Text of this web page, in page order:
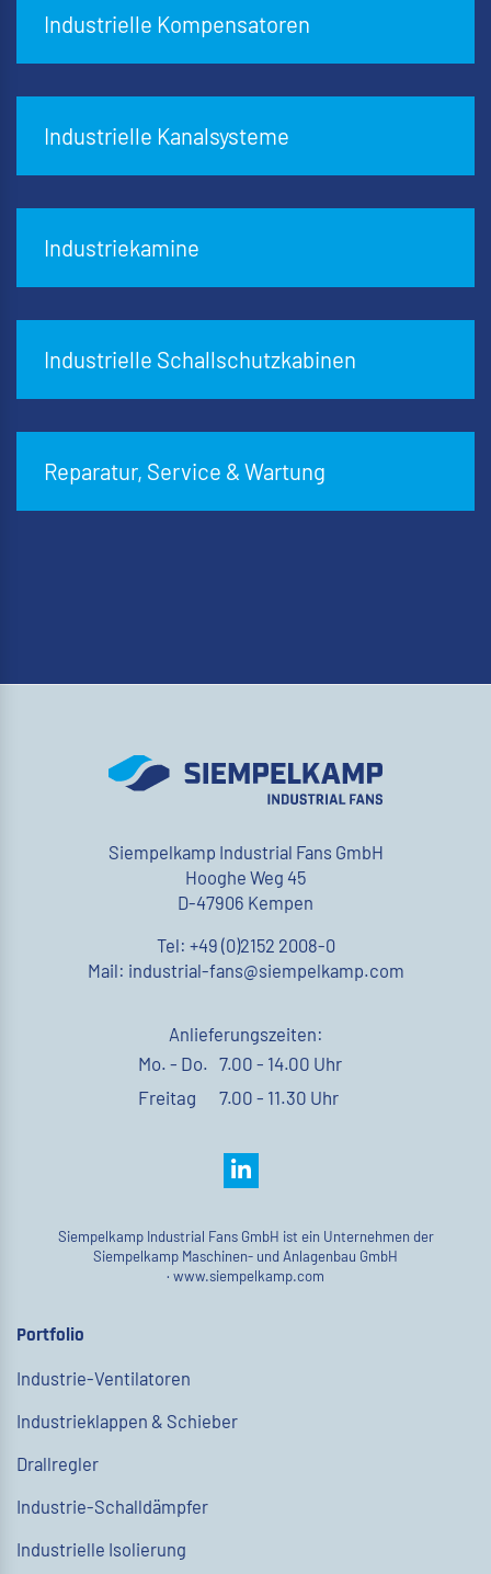
Industrielle Kompensatoren
Industrielle Kanalsysteme
Industriekamine
Industrielle Schallschutzkabinen
Reparatur, Service & Wartung
Siempelkamp Industrial Fans GmbH
Hooghe Weg 45
D-47906 Kempen
Tel: +49 (0)2152 2008-0
Mail: industrial-fans@siempelkamp.com
Anlieferungszeiten:
Mo. - Do. 7.00 - 14.00 Uhr
Freitag
7.00 - 11.30 Uhr
Siempelkamp Industrial Fans GmbH ist ein Unternehmen der
Siempelkamp Maschinen- und Anlagenbau GmbH
· www.siempelkamp.com
Portfolio
Industrie-Ventilatoren
Industrieklappen & Schieber
Drallregler
Industrie-Schalldämpfer
Industrielle Isolierung